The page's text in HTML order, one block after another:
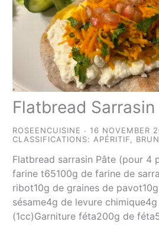
Flatbread Sarrasin
ROSEENCUISINE
16 NOVEMBER
CLASSIFICATIONS: APÉRITIF
Flatbread sarrasin Pâte (pour 4
farine t65100g de farine de
ribot10g de graines de
sésame4g de levure
(1cc)Garniture féta200g de